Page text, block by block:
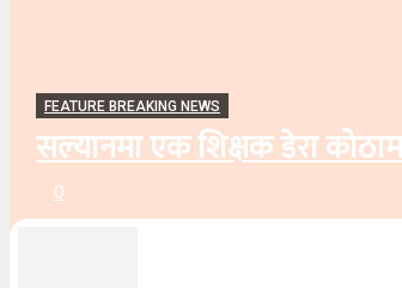
FEATURE BREAKING NEWS
सल्यानमा एक शिक्षक डेरा
0